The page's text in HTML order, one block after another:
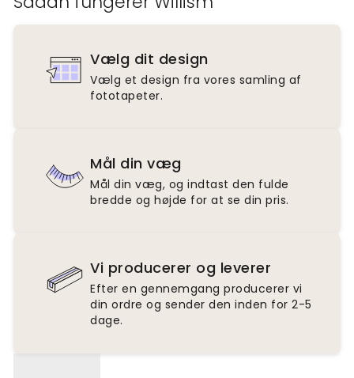
Vælg dit design
Vælg et design fra vores samling af
fototapeter.
Mål din væg
Mål din væg, og indtast den fulde
bredde og højde for at se din pris.
Vi producerer og leverer
Efter en gennemgang producerer vi
din ordre og sender den inden for 2-5
dage.